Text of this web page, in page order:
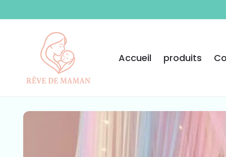
Accueil produits